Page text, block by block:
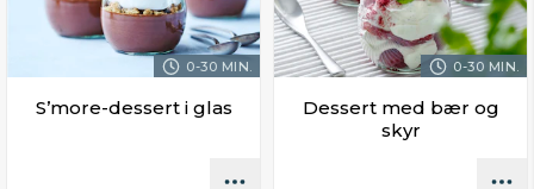
0-30 MIN.
S’more-dessert i glas
0-30 MIN.
Dessert med bær og
skyr